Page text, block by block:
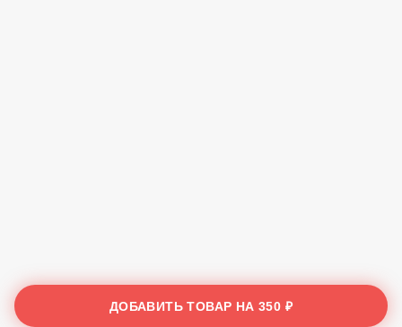
ДОБАВИТЬ ТОВАР НА350 ₽